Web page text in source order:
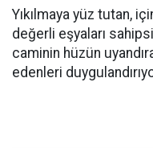
Yıkılmaya yüz tutan,
değerli eşyaları
caminin hüzün
edenleri